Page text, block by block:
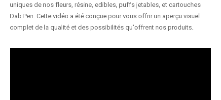
uniques de nos fleurs, résine, edibles, puffs jetables, et cartouches
Dab Pen. Cette vidéo a été conçue pour vous offrir un aperçu visuel
complet de la qualité et des possibilités qu'offrent nos produits.